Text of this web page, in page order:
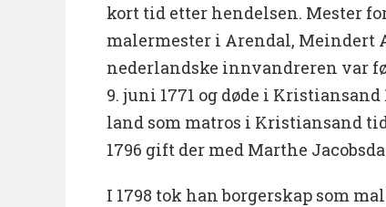
kort tid etter hendelsen. Mester
malermester i Arendal, Meindert
nederlandske innvandreren var
9. juni 1771 og døde i Kristiansand
land som matros i Kristiansand
1796 gift der med Marthe
I 1798 tok han borgerskap som